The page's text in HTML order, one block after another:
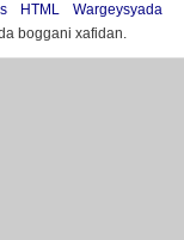
HTML
Wargeysyada
boggani xafidan.